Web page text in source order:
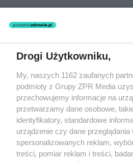
NASI PARTNERZY
Drogi Użytkowniku,
My, naszych 1162 zaufanych
podmioty z Grupy ZPR Media
przechowujemy informacje na
przetwarzamy dane osobowe,
identyfikatory, standardowe
urządzenie czy dane przeglądania
spersonalizowanych reklam,
treści, pomiar reklam i treści,